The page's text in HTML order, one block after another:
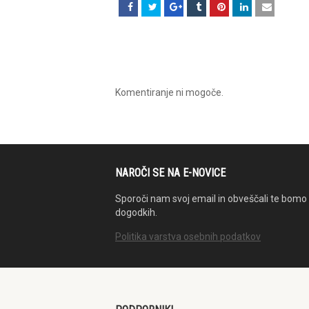
Komentiranje ni mogoče.
NAROČI SE NA E-NOVICE
Sporoči nam svoj email in obveščali te bomo
dogodkih.
Politika varstva osebnih podatkov